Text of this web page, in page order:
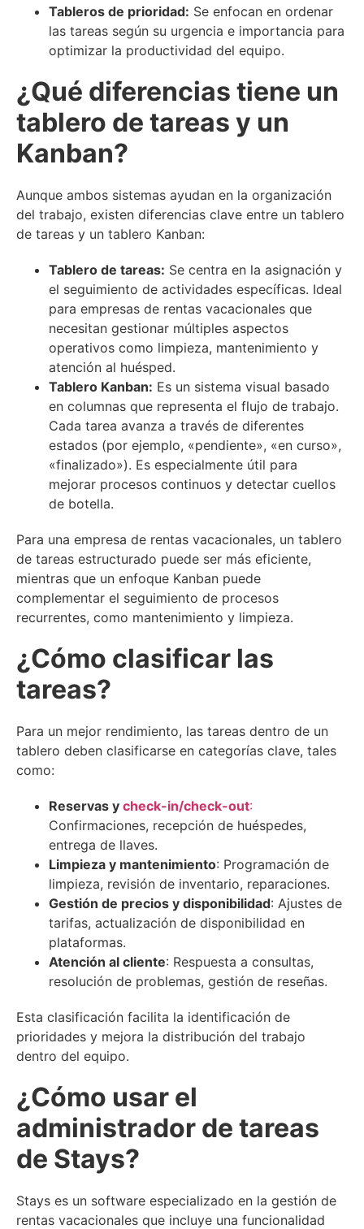
Tableros de prioridad: Se enfocan en ordenar
las tareas según su urgencia e importancia para
optimizar la productividad del equipo.
¿Qué diferencias tiene un
tablero de tareas y un
Kanban?
Aunque ambos sistemas ayudan en la organización
del trabajo, existen diferencias clave entre un tablero
de tareas y un tablero Kanban:
Tablero de tareas: Se centra en la asignación y
el seguimiento de actividades específicas. Ideal
para empresas de rentas vacacionales que
necesitan gestionar múltiples aspectos
operativos como limpieza, mantenimiento y
atención al huésped.
Tablero Kanban: Es un sistema visual basado
en columnas que representa el flujo de trabajo.
Cada tarea avanza a través de diferentes
estados (por ejemplo, «pendiente», «en curso»,
«finalizado»). Es especialmente útil para
mejorar procesos continuos y detectar cuellos
de botella.
Para una empresa de rentas vacacionales, un tablero
de tareas estructurado puede ser más eficiente,
mientras que un enfoque Kanban puede
complementar el seguimiento de procesos
recurrentes, como mantenimiento y limpieza.
¿Cómo clasificar las
tareas?
Para un mejor rendimiento, las tareas dentro de un
tablero deben clasificarse en categorías clave, tales
como:
Reservas y check-in/check-out:
Confirmaciones, recepción de huéspedes,
entrega de llaves.
Limpieza y mantenimiento: Programación de
limpieza, revisión de inventario, reparaciones.
Gestión de precios y disponibilidad: Ajustes de
tarifas, actualización de disponibilidad en
plataformas.
Atención al cliente: Respuesta a consultas,
resolución de problemas, gestión de reseñas.
Esta clasificación facilita la identificación de
prioridades y mejora la distribución del trabajo
dentro del equipo.
¿Cómo usar el
administrador de tareas
de Stays?
Stays es un software especializado en la gestión de
rentas vacacionales que incluye una funcionalidad